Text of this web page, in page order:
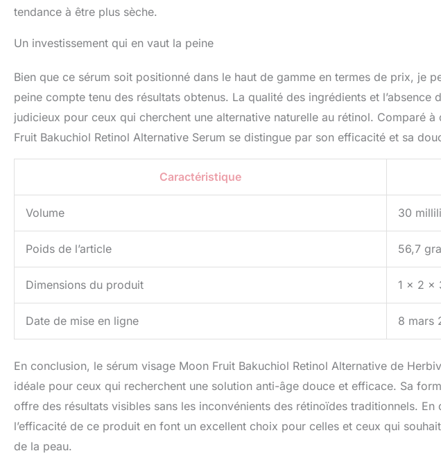
tendance à être plus sèche.
Un investissement qui en vaut la peine
Bien que ce sérum soit positionné dans le haut de gamme en termes de prix, je
peine compte tenu des résultats obtenus. La qualité des ingrédients et
judicieux pour ceux qui cherchent une alternative naturelle au rétinol. Comparé à
Fruit Bakuchiol Retinol Alternative Serum se distingue par son efficacité et sa
Caractéristique
Volume 30
Poids de l’article 56,7
Dimensions du produit 1 x 2 x
Date de mise en ligne 8 mars
En conclusion, le sérum visage Moon Fruit Bakuchiol Retinol Alternative de
idéale pour ceux qui recherchent une solution anti-âge douce et efficace. Sa
offre des résultats visibles sans les inconvénients des rétinoïdes traditionnels.
l’efficacité de ce produit en font un excellent choix pour celles et ceux qui
de la peau.